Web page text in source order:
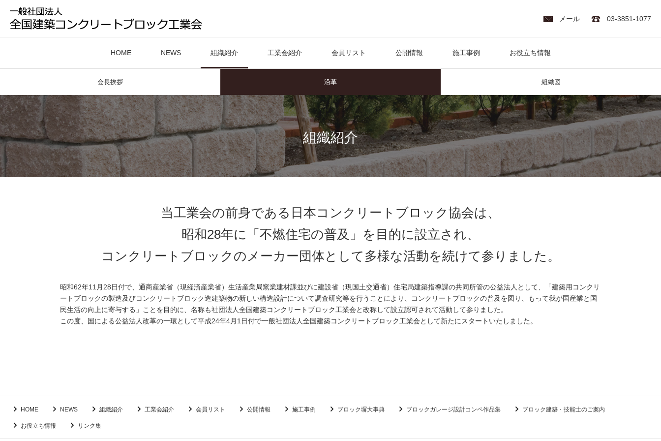
メール 03-3851-1077
HOME NEWS 組織紹介 工業会紹介 会員リスト 公開情報 施工事例 お役立ち情報
会長挨拶 沿革 組織図
組織紹介
当工業会の前身である日本コンクリートブロック協会は、
昭和28年に「不燃住宅の普及」を目的に設立され、
コンクリートブロックのメーカー団体として多様な活動を続けて参りました。
昭和62年11月28日付で、通商産業省（現経済産業省）生活産業局窯業建材課並びに建設省（現国土交通省）住宅局建築指導課の共同所管の公益法人として、「建築用コンクリ
ートブロックの製造及びコンクリートブロック造建築物の新しい構造設計について調査研究等を行うことにより、コンクリートブロックの普及を図り、もって我が国産業と国
民生活の向上に寄与する」ことを目的に、名称も社団法人全国建築コンクリートブロック工業会と改称して設立認可されて活動して参りました。
この度、国による公益法人改革の一環として平成24年4月1日付で一般社団法人全国建築コンクリートブロック工業会として新たにスタートいたしました。
HOME NEWS 組織紹介 工業会紹介 会員リスト 公開情報 施工事例 ブロック塀大事典 ブロックガレージ設計コンペ作品集 ブロック建築・技能士のご案内
お役立ち情報 リンク集